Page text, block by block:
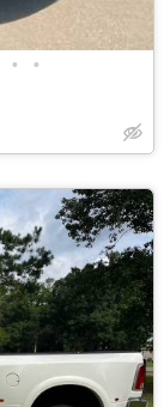
• •